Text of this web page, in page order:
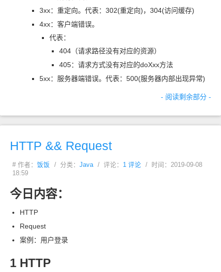
3xx：重定向。代表：302(重定向)，304(访问缓存)
4xx：客户端错误。
代表：
404（请求路径没有对应的资源）
405：请求方式没有对应的doXxx方法
5xx：服务器端错误。代表：500(服务器内部出现异常)
- 阅读剩余部分 -
HTTP && Request
# 作者： 饭饭 / 分类： Java / 评论： 1 评论
/ 时间：2019-09-08
18:59
今日内容：
HTTP
Request
案例：用户登录
1 HTTP